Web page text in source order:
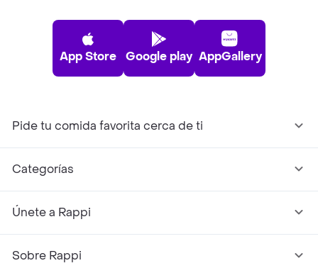
App Store Google play AppGallery
Pide tu comida favorita cerca de ti
Categorías
Únete a Rappi
Sobre Rappi